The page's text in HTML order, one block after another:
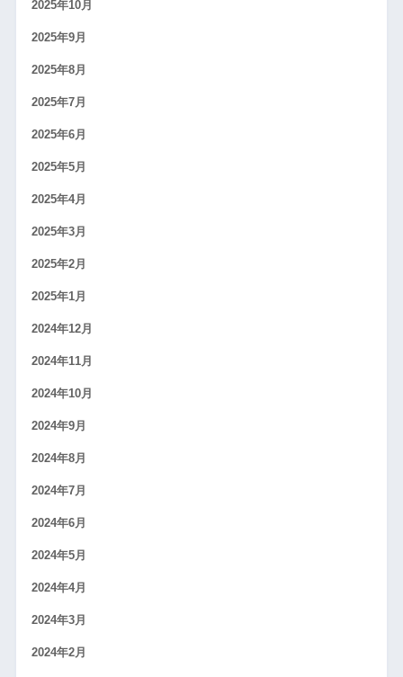
2025年10月
2025年9月
2025年8月
2025年7月
2025年6月
2025年5月
2025年4月
2025年3月
2025年2月
2025年1月
2024年12月
2024年11月
2024年10月
2024年9月
2024年8月
2024年7月
2024年6月
2024年5月
2024年4月
2024年3月
2024年2月